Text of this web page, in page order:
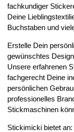
fachkundiger
Deine
Buchstaben und
Erstelle Dein
gewünschtes
Unsere erfahrenen
fachgerecht Deine
persönlichen
professionelles
Stickmaschinen
Stickimicki bietet an: